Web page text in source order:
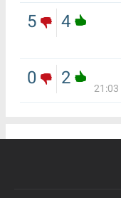
4
5
2
0